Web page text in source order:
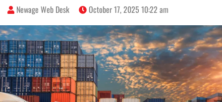
Newage Web Desk October 17, 2025 10:22 am